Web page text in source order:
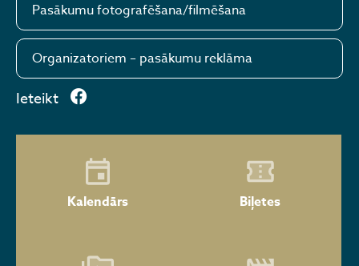
Pasākumu fotografēšana/filmēšana
Organizatoriem – pasākumu reklāma
Ieteikt
Kalendārs Biļetes